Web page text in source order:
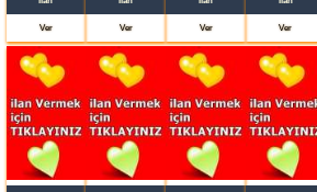
Ver Ver Ver Ver